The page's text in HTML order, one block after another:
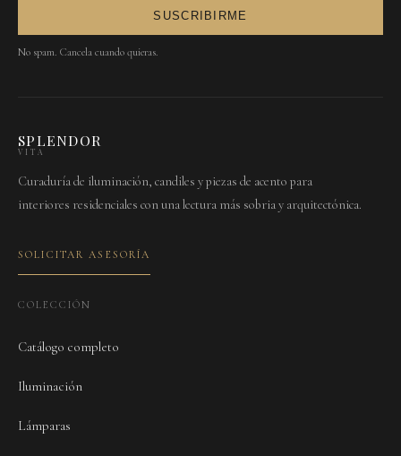
SUSCRIBIRME
No spam. Cancela cuando quieras.
SPLENDOR
VITA
Curaduría de iluminación, candiles y piezas de acento para
interiores residenciales con una lectura más sobria y arquitectónica.
SOLICITAR ASESORÍA
COLECCIÓN
Catálogo completo
Iluminación
Lámparas